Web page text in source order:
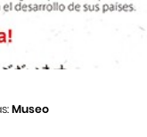
Museo